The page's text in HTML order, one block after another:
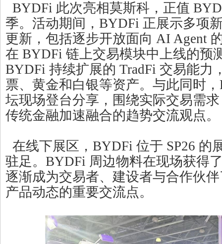
BYDFi 此次亮相莫斯科，正值
季。活动期间，BYDFi 正展示多项
更新，包括逐步开放面向 AI Agent
在 BYDFi 链上交易模块中上线的预
BYDFi 持续扩展的 TradFi 交易能力
票、黄金和白银等资产。与此同时
坛现场登台分享，围绕实际交易需
传统金融加速融合的趋势交流观点。
在线下展区，BYDFi 位于 SP26 的
驻足。BYDFi 周边物料在现场获得
逐渐成为交易者、建设者与合作伙
产品动态的重要交流点。